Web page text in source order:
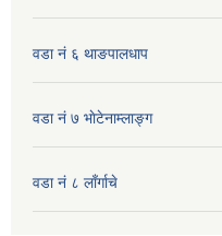
वडा नं ६ थाङपालधाप
वडा नं ७ भाेटेनाम्लाङ्ग
वडा नं ८ लाँर्गाचे